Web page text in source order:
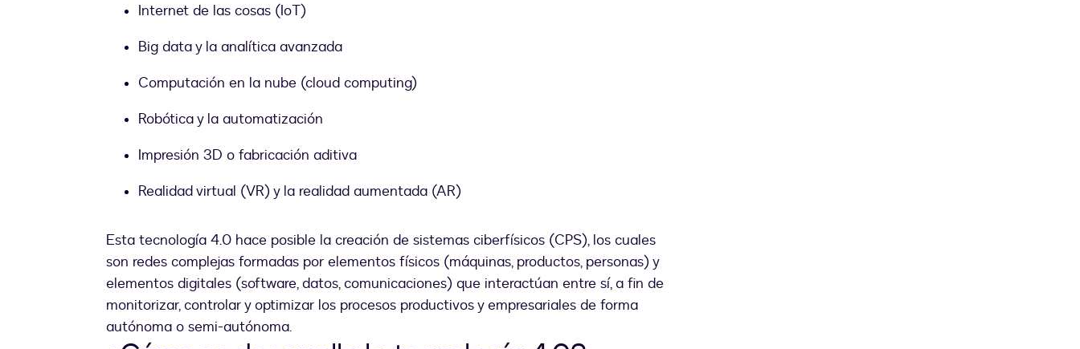
Internet de las cosas (IoT)
Big data y la analítica avanzada
Computación en la nube (cloud computing)
Robótica y la automatización
Impresión 3D o fabricación aditiva
Realidad virtual (VR) y la realidad aumentada (AR)
Esta tecnología 4.0 hace posible la creación de sistemas ciberfísicos (CPS), los cuales
son redes complejas formadas por elementos físicos (máquinas, productos, personas) y
elementos digitales (software, datos, comunicaciones) que interactúan entre sí, a fin de
monitorizar, controlar y optimizar los procesos productivos y empresariales de forma
autónoma o semi-autónoma.